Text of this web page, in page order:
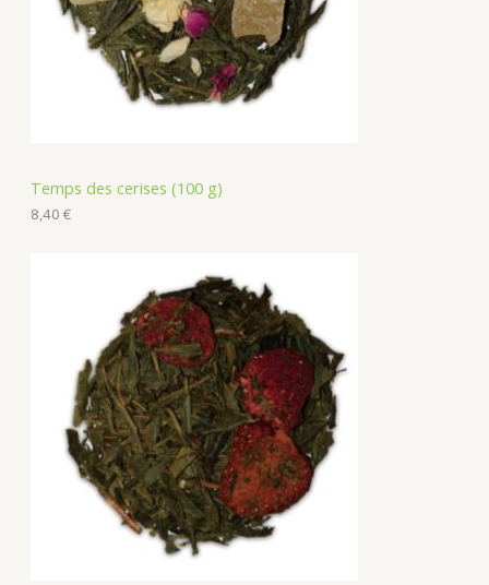
Temps des cerises (100 g)
8,40 €